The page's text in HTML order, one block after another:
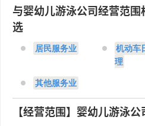
与婴幼儿游泳公司经营范
选
居民服务业
机动车
理
其他服务业
【经营范围】婴幼儿游泳公